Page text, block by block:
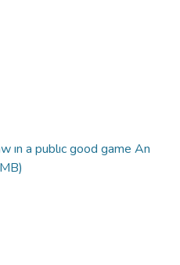
ın a publıc good game An